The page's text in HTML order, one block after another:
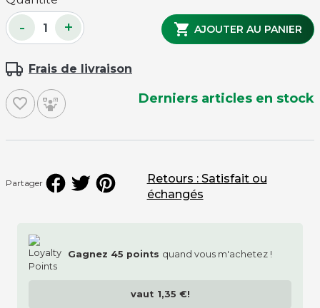
- +  AJOUTER AU PANIER
Frais de livraison
favorite_border Derniers articles en stock
Partager
Gagnez 45 points quand vous m'achetez !
vaut 1,35 €!
Retours : Satisfait ou
échangés